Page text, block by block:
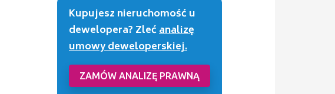
Kupujesz nieruchomość u
dewelopera? Zlećanalizę
umowy deweloperskiej.
ZAMÓW ANALIZĘ PRAWNĄ